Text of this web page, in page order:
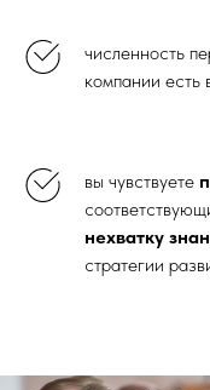
численность
компании есть
вы чувствуете
нехватку
стратегии